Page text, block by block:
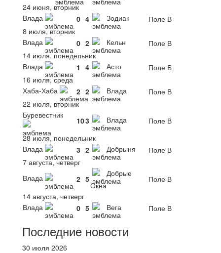
24 июня, вторник
Влада
0 4 Зодиак
Поле В
8 июля, вторник
Влада
0 2 Кельн
Поле В
14 июля, понедельник
Влада
1 4 Асто
Поле Б
16 июля, среда
Хаба-Хаба
2 2 Влада
Поле В
22 июля, вторник
Буревестник
103 Влада
Поле В
28 июля, понедельник
Влада
3 2 Добрыня
Поле В
7 августа, четверг
Влада
2 5
Добрые
Окна
Поле В
14 августа, четверг
Влада
0 5 Вега Поле В
Последние новости
30 июля 2026